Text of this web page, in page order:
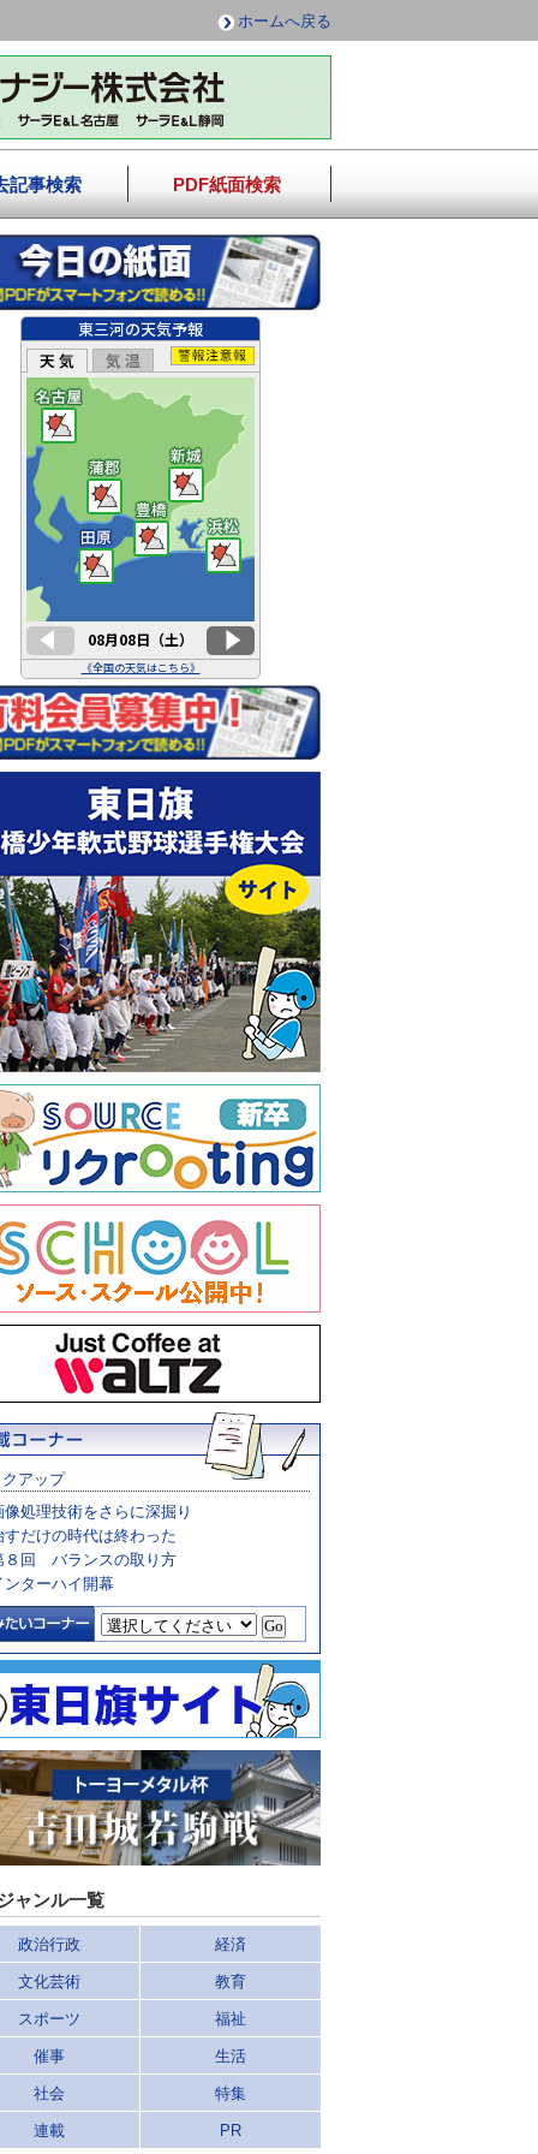
ホームへ戻る
記事検索 PDF紙面検索
アップ
像処理技術をさらに深掘り
すだけの時代は終わった
８回 バランスの取り方
ンターハイ開幕
ャンル一覧
政治行政 経済
文化芸術 教育
スポーツ 福祉
催事 生活
社会 特集
連載 PR